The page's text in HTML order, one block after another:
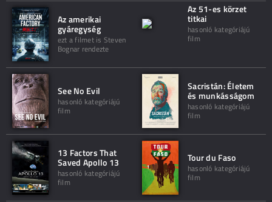
Az amerikai
gyáregység
ezt a filmet is Steven
Bognar rendezte
Az 51-es körzet
titkai
hasonló kategóriájú
film
See No Evil
hasonló kategóriájú
film
Sacristán: Életem
és munkásságom
hasonló kategóriájú
film
13 Factors That
Saved Apollo 13
hasonló kategóriájú
film
Tour du Faso
hasonló kategóriájú
film